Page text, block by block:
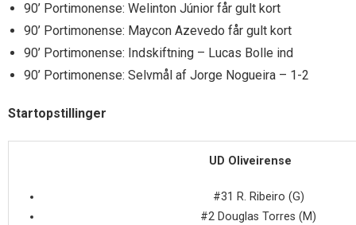
90’ Portimonense: Welinton Júnior får gult kort
90’ Portimonense: Maycon Azevedo får gult kort
90’ Portimonense: Indskiftning – Lucas Bolle ind
90’ Portimonense: Selvmål af Jorge Nogueira – 1-2
Startopstillinger
UD Oliveirense
#31 R. Ribeiro (G)
#2 Douglas Torres (M)